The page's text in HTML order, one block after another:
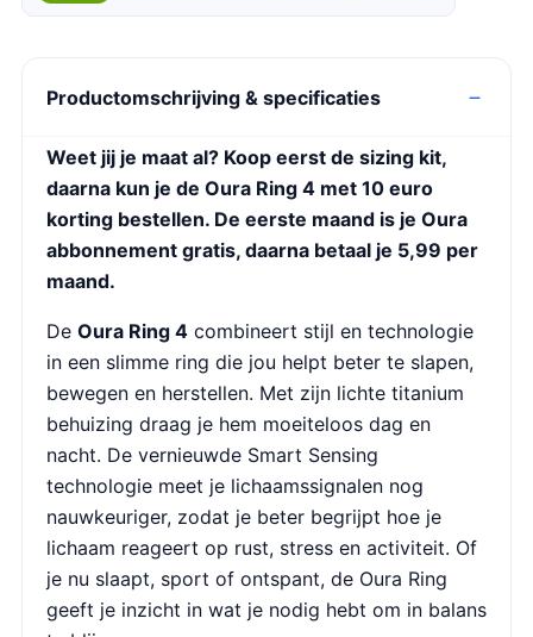
Productomschrijving & specificaties
Weet jij je maat al? Koop eerst de sizing kit,
daarna kun je de Oura Ring 4 met 10 euro
korting bestellen. De eerste maand is je Oura
abbonnement gratis, daarna betaal je 5,99 per
maand.
De Oura Ring 4 combineert stijl en technologie
in een slimme ring die jou helpt beter te slapen,
bewegen en herstellen. Met zijn lichte titanium
behuizing draag je hem moeiteloos dag en
nacht. De vernieuwde Smart Sensing
technologie meet je lichaamssignalen nog
nauwkeuriger, zodat je beter begrijpt hoe je
lichaam reageert op rust, stress en activiteit. Of
je nu slaapt, sport of ontspant, de Oura Ring
geeft je inzicht in wat je nodig hebt om in balans